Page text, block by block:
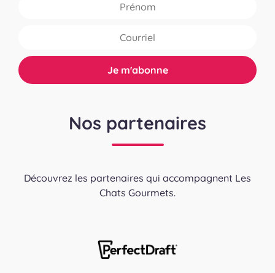
Nos partenaires
Découvrez les partenaires qui accompagnent Les
Chats Gourmets.